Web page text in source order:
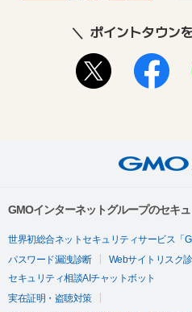
ポイントタウン
GMOインターネットグループのセキ
世界初総合ネットセキュリティサービス「
パスワード漏洩診断
Webサイトリスク
セキュリティ相談AIチャットボット
実在証明・盗聴対策